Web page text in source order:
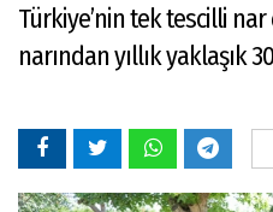
Türkiye’nin tek tescilli
narından yıllık yaklaşık